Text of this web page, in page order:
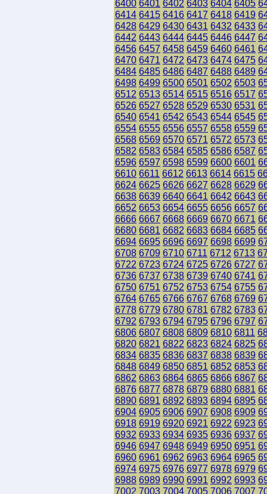
6400 6401 6402 6403 6404 6405
6414 6415 6416 6417 6418 6419
6428 6429 6430 6431 6432 6433
6442 6443 6444 6445 6446 6447
6456 6457 6458 6459 6460 6461
6470 6471 6472 6473 6474 6475
6484 6485 6486 6487 6488 6489
6498 6499 6500 6501 6502 6503
6512 6513 6514 6515 6516 6517
6526 6527 6528 6529 6530 6531
6540 6541 6542 6543 6544 6545
6554 6555 6556 6557 6558 6559
6568 6569 6570 6571 6572 6573
6582 6583 6584 6585 6586 6587
6596 6597 6598 6599 6600 6601
6610 6611 6612 6613 6614 6615
6624 6625 6626 6627 6628 6629
6638 6639 6640 6641 6642 6643
6652 6653 6654 6655 6656 6657
6666 6667 6668 6669 6670 6671
6680 6681 6682 6683 6684 6685
6694 6695 6696 6697 6698 6699
6708 6709 6710 6711 6712 6713
6722 6723 6724 6725 6726 6727
6736 6737 6738 6739 6740 6741
6750 6751 6752 6753 6754 6755
6764 6765 6766 6767 6768 6769
6778 6779 6780 6781 6782 6783
6792 6793 6794 6795 6796 6797
6806 6807 6808 6809 6810 6811
6820 6821 6822 6823 6824 6825
6834 6835 6836 6837 6838 6839
6848 6849 6850 6851 6852 6853
6862 6863 6864 6865 6866 6867
6876 6877 6878 6879 6880 6881
6890 6891 6892 6893 6894 6895
6904 6905 6906 6907 6908 6909
6918 6919 6920 6921 6922 6923
6932 6933 6934 6935 6936 6937
6946 6947 6948 6949 6950 6951
6960 6961 6962 6963 6964 6965
6974 6975 6976 6977 6978 6979
6988 6989 6990 6991 6992 6993
7002 7003 7004 7005 7006 7007